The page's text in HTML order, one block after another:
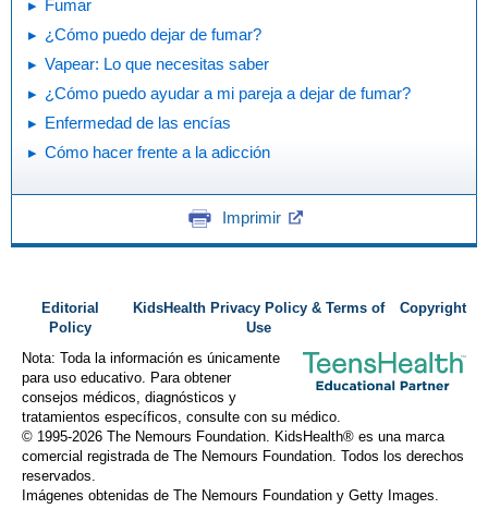
Fumar
¿Cómo puedo dejar de fumar?
Vapear: Lo que necesitas saber
¿Cómo puedo ayudar a mi pareja a dejar de fumar?
Enfermedad de las encías
Cómo hacer frente a la adicción
Imprimir
Editorial
Policy
KidsHealth Privacy Policy & Terms of
Use
Copyright
Nota: Toda la información es únicamente
para uso educativo. Para obtener
consejos médicos, diagnósticos y
tratamientos específicos, consulte con su médico.
© 1995-2026 The Nemours Foundation. KidsHealth® es una marca
comercial registrada de The Nemours Foundation. Todos los derechos
reservados.
Imágenes obtenidas de The Nemours Foundation y Getty Images.